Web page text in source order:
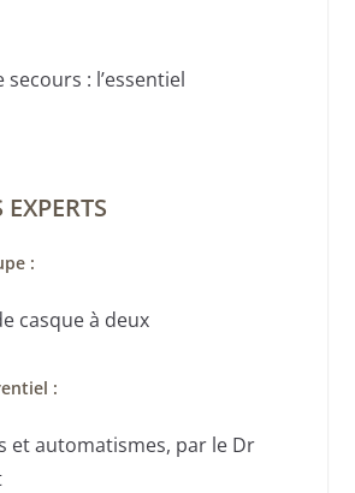
secours : l’essentiel
:
casque à deux
:
et automatismes, par le Dr